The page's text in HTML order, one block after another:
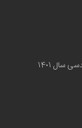
سال ۱۴۰۱